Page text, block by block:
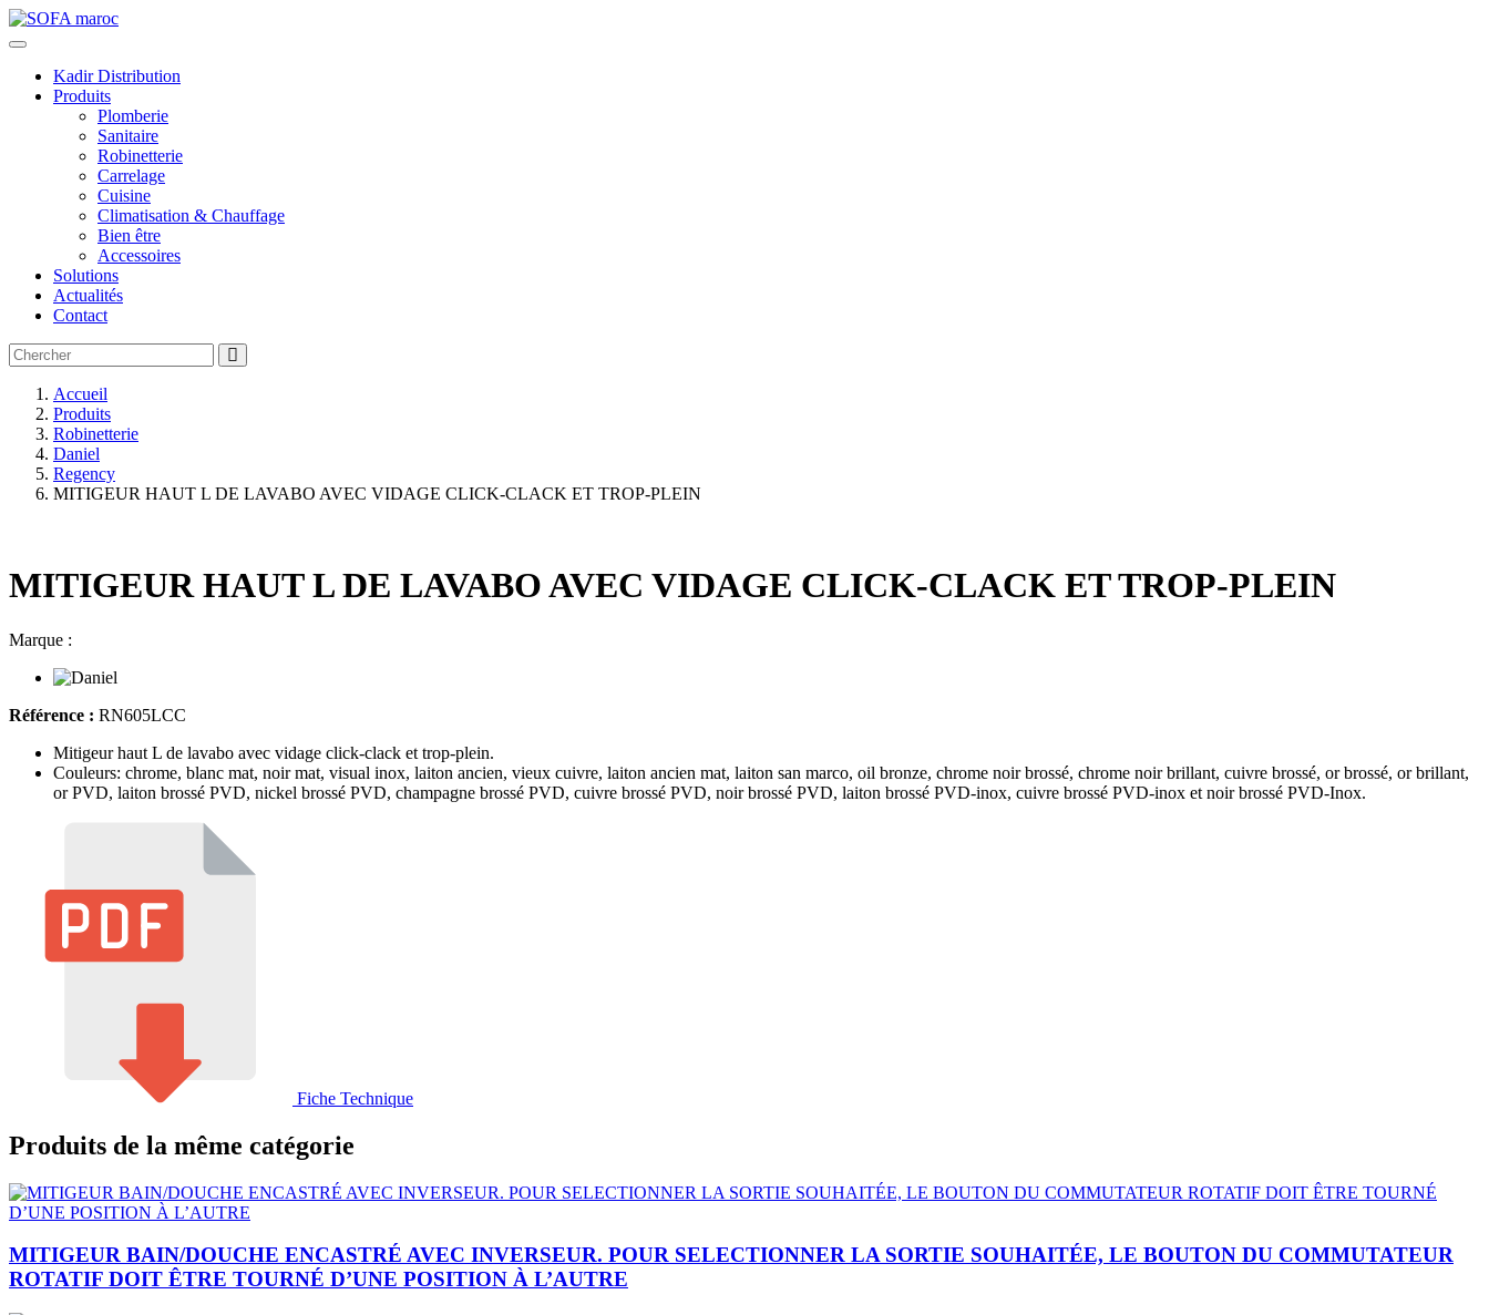
Kadir Distribution
Produits
Plomberie
Sanitaire
Robinetterie
Carrelage
Cuisine
Climatisation & Chauffage
Bien être
Accessoires
Solutions
Actualités
Contact
Accueil
Produits
Robinetterie
Daniel
Regency
MITIGEUR HAUT L DE LAVABO AVEC VIDAGE CLICK-CLACK ET TROP-PLEIN
MITIGEUR HAUT L DE LAVABO AVEC VIDAGE CLICK-CLACK ET TROP-PLEIN
Marque :
Référence : RN605LCC
Mitigeur haut L de lavabo avec vidage click-clack et trop-plein.
Couleurs: chrome, blanc mat, noir mat, visual inox, laiton ancien, vieux cuivre, laiton ancien mat, laiton san marco, oil bronze, chrome noir brossé, chrome noir brillant, cuivre brossé, or brossé, or brillant,
or PVD, laiton brossé PVD, nickel brossé PVD, champagne brossé PVD, cuivre brossé PVD, noir brossé PVD, laiton brossé PVD-inox, cuivre brossé PVD-inox et noir brossé PVD-Inox.
Fiche Technique
Produits de la même catégorie
MITIGEUR BAIN/DOUCHE ENCASTRÉ AVEC INVERSEUR. POUR SELECTIONNER LA SORTIE SOUHAITÉE, LE BOUTON DU COMMUTATEUR
ROTATIF DOIT ÊTRE TOURNÉ D’UNE POSITION À L’AUTRE